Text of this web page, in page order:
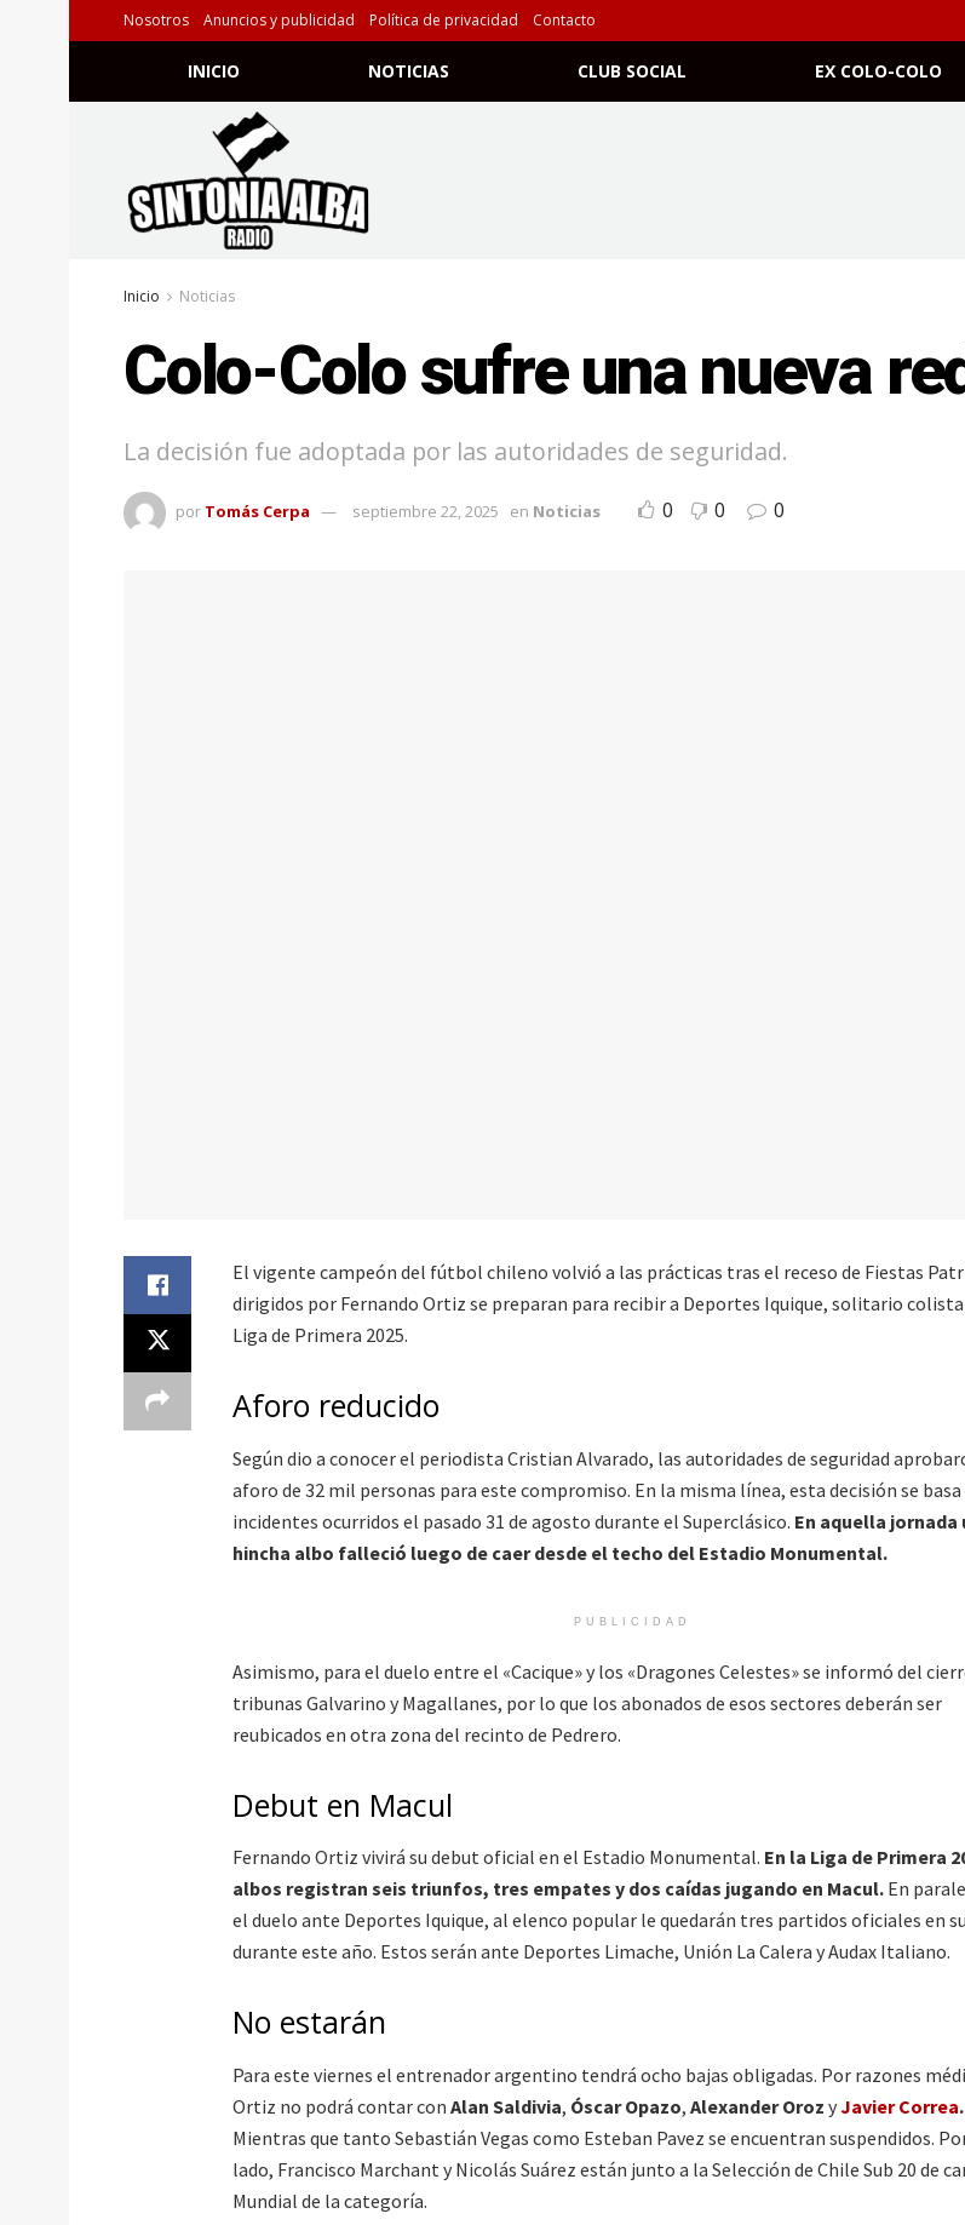
Nosotros Anuncios y publicidad Política de privacidad Contacto
INICIO NOTICIAS CLUB SOCIAL EX COLO-COLO
Inicio Noticias
Colo-Colo sufre una nueva
La decisión fue adoptada por las autoridades de seguridad.
por Tomás Cerpa septiembre 22, 2025 en Noticias 0 0 0
El vigente campeón del fútbol chileno volvió a las prácticas tras el receso de Fiestas
dirigidos por Fernando Ortiz se preparan para recibir a Deportes Iquique, solitario colista
Liga de Primera 2025.
Aforo reducido
Según dio a conocer el periodista Cristian Alvarado, las autoridades de seguridad
aforo de 32 mil personas para este compromiso. En la misma línea, esta decisión se basa
incidentes ocurridos el pasado 31 de agosto durante el Superclásico. En aquella jornada
hincha albo falleció luego de caer desde el techo del Estadio Monumental.
PUBLICIDAD
Asimismo, para el duelo entre el «Cacique» y los «Dragones Celestes» se informó del
tribunas Galvarino y Magallanes, por lo que los abonados de esos sectores deberán ser
reubicados en otra zona del recinto de Pedrero.
Debut en Macul
Fernando Ortiz vivirá su debut oficial en el Estadio Monumental. En la Liga de Primera
albos registran seis triunfos, tres empates y dos caídas jugando en Macul. En
el duelo ante Deportes Iquique, al elenco popular le quedarán tres partidos oficiales en
durante este año. Estos serán ante Deportes Limache, Unión La Calera y Audax Italiano.
No estarán
Para este viernes el entrenador argentino tendrá ocho bajas obligadas. Por razones
Ortiz no podrá contar con Alan Saldivia, Óscar Opazo, Alexander Oroz yJavier Correa.
Mientras que tanto Sebastián Vegas como Esteban Pavez se encuentran suspendidos.
lado, Francisco Marchant y Nicolás Suárez están junto a la Selección de Chile Sub 20 de
Mundial de la categoría.